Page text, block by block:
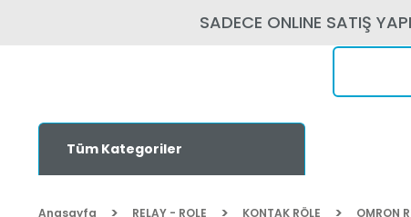
SADECE ONLINE SATIŞ
Tüm Kategoriler
Anasayfa RELAY - ROLE KONTAK RÖLE OMRON